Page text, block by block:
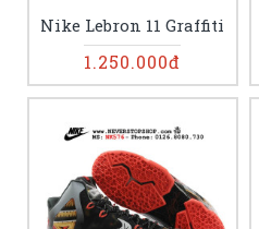
Nike Lebron 11 Graffiti
1.250.000đ